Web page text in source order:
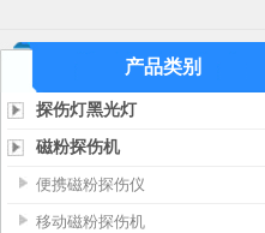
产品类别
探伤灯黑光灯
磁粉探伤机
便携磁粉探伤仪
移动磁粉探伤机